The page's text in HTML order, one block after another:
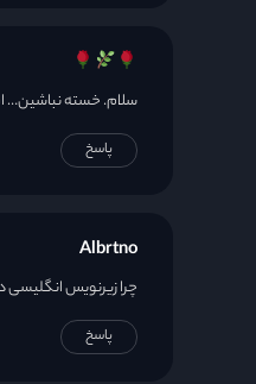
سلام. خسته
پاسخ
Albrtno
چرا زیرنویس انگلیسی
پاسخ